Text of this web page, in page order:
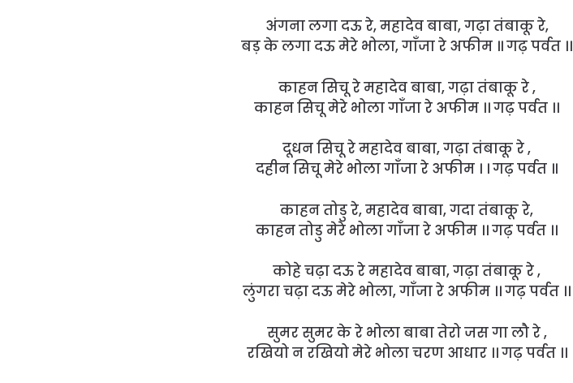
अंगना लगा दऊ रे, महादेव बाबा, गढ़ा तंबाकू रे,
बड़ के लगा दऊ मेरे भोला, गाँजा रे अफीम ॥ गढ़ पर्वत ।।
काहन सिचू रे महादेव बाबा, गढ़ा तंबाकू रे ,
काहन सिचू मेरे भोला गाँजा रे अफीम ।। गढ़ पर्वत ।।
दूधन सिचू रे महादेव बाबा, गढ़ा तंबाकू रे ,
दहीन सिचू मेरे भोला गाँजा रे अफीम । । गढ़ पर्वत ॥
काहन तोडु रे, महादेव बाबा, गदा तंबाकू रे,
काहन तोडु मेरे भोला गाँजा रे अफीम ।। गढ़ पर्वत ।।
कोहे चढ़ा दऊ रे महादेव बाबा, गढ़ा तंबाकू रे ,
लुंगरा चढ़ा दऊ मेरे भोला, गाँजा रे अफीम ।। गढ़ पर्वत ।।
सुमर सुमर के रे भोला बाबा तेरो जस गा लौ रे ,
रखियो न रखियो मेरे भोला चरण आधार ।। गढ़ पर्वत ।।